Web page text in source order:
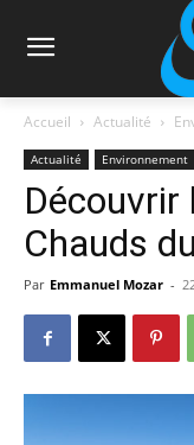
Accueil Actualité
Actualité Environnement
Découvrir
Chauds
Par Emmanuel Mozar -